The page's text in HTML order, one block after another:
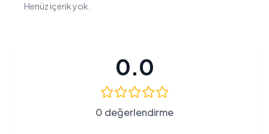
Henüz içerik yok.
0.0
0 değerlendirme